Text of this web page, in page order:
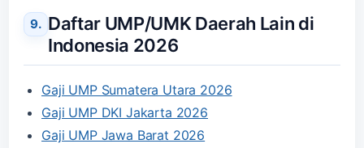
Daftar UMP/UMK Daerah Lain di
Indonesia 2026
Gaji UMP Sumatera Utara 2026
Gaji UMP DKI Jakarta 2026
Gaji UMP Jawa Barat 2026